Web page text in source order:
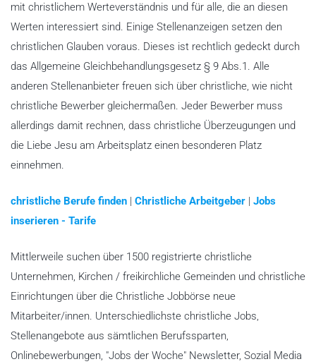
mit christlichem Werteverständnis und für alle, die an diesen
Werten interessiert sind. Einige Stellenanzeigen setzen den
christlichen Glauben voraus. Dieses ist rechtlich gedeckt durch
das Allgemeine Gleichbehandlungsgesetz § 9 Abs.1. Alle
anderen Stellenanbieter freuen sich über christliche, wie nicht
christliche Bewerber gleichermaßen. Jeder Bewerber muss
allerdings damit rechnen, dass christliche Überzeugungen und
die Liebe Jesu am Arbeitsplatz einen besonderen Platz
einnehmen.
christliche Berufe finden Christliche Arbeitgeber
Jobs
inserieren - Tarife
Mittlerweile suchen über 1500 registrierte christliche
Unternehmen, Kirchen / freikirchliche Gemeinden und christliche
Einrichtungen über die Christliche Jobbörse neue
Mitarbeiter/innen. Unterschiedlichste christliche Jobs,
Stellenangebote aus sämtlichen Berufssparten,
Onlinebewerbungen, "Jobs der Woche" Newsletter, Sozial Media